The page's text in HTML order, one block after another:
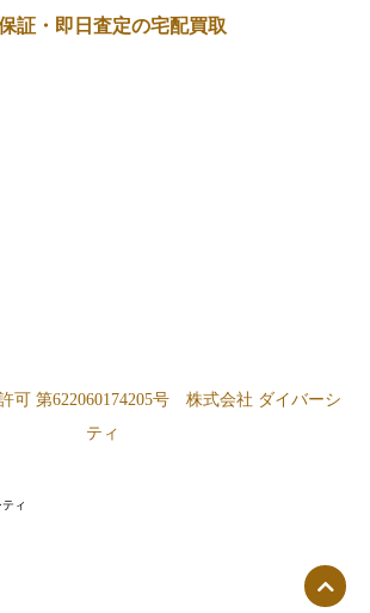
証・即日査定の宅配買取
可 第622060174205号 株式会社 ダイバーシ
ティ
ィ